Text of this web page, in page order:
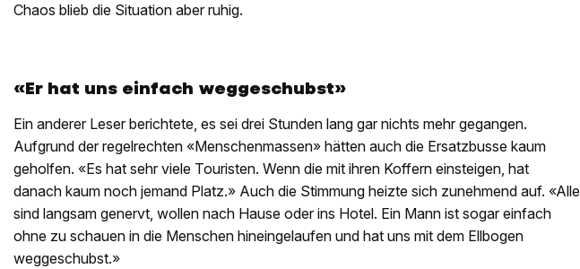
Chaos blieb die Situation aber ruhig.
«Er hat uns einfach weggeschubst»
Ein anderer Leser berichtete, es sei drei Stunden lang gar nichts mehr gegangen.
Aufgrund der regelrechten «Menschenmassen» hätten auch die Ersatzbusse kaum
geholfen. «Es hat sehr viele Touristen. Wenn die mit ihren Koffern einsteigen, hat
danach kaum noch jemand Platz.» Auch die Stimmung heizte sich zunehmend auf. «Alle
sind langsam genervt, wollen nach Hause oder ins Hotel. Ein Mann ist sogar einfach
ohne zu schauen in die Menschen hineingelaufen und hat uns mit dem Ellbogen
weggeschubst.»